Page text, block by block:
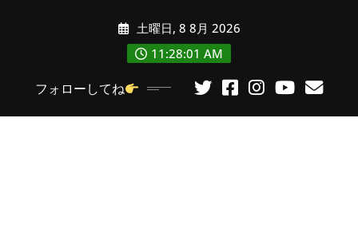
に
土曜日, 8 8月 2026
11:28:03 AM
フォローしてね